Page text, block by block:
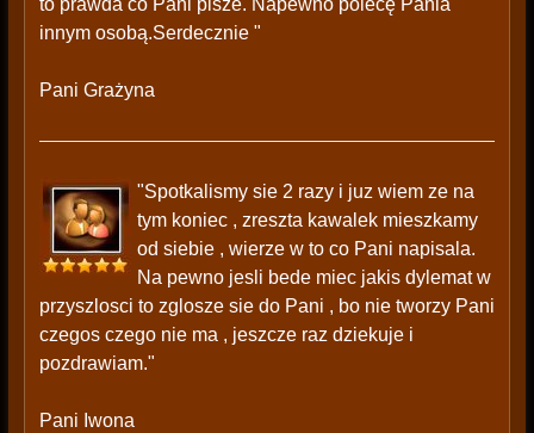
to prawda co Pani pisze. Napewno polecę Pania
innym osobą.Serdecznie "
Pani Grażyna
"Spotkalismy sie 2 razy i juz wiem ze na
tym koniec , zreszta kawalek mieszkamy
od siebie , wierze w to co Pani napisala.
Na pewno jesli bede miec jakis dylemat w
przyszlosci to zglosze sie do Pani , bo nie tworzy Pani
czegos czego nie ma , jeszcze raz dziekuje i
pozdrawiam."
Pani Iwona